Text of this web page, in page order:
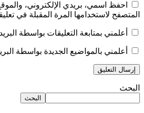
احفظ اسمي، بريدي الإلكتروني،
المتصفح لاستخدامها المرة المقبلة في
أعلمني بمتابعة التعليقات بواسطة
أعلمني بالمواضيع الجديدة بواسطة
البحث
البحث